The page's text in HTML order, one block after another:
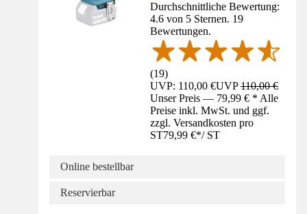
Durchschnittliche Bewertung:
4.6 von 5 Sternen. 19
Bewertungen.
(19)
UVP: 110,00 €UVP110,00 €
Unser Preis — 79,99 € * Alle
Preise inkl. MwSt. und ggf.
zzgl. Versandkosten pro
ST79,99 €*/ ST
Online bestellbar
Reservierbar